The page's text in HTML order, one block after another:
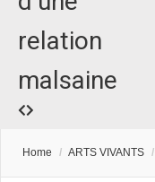
relation
malsaine
Home / ARTS VIVANTS /